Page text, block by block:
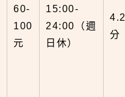
60-
100
元
15:00-
24:00（週
日休）
分